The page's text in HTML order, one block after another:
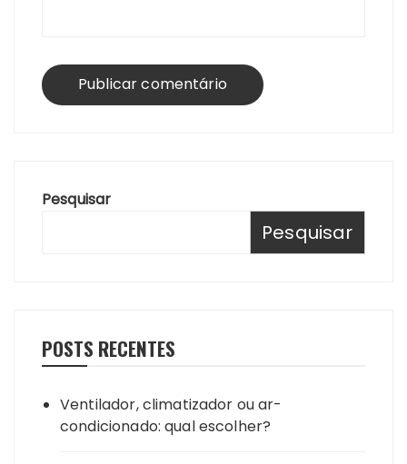
Pesquisar
Pesquisar
POSTS RECENTES
Ventilador, climatizador ou ar-
condicionado: qual escolher?